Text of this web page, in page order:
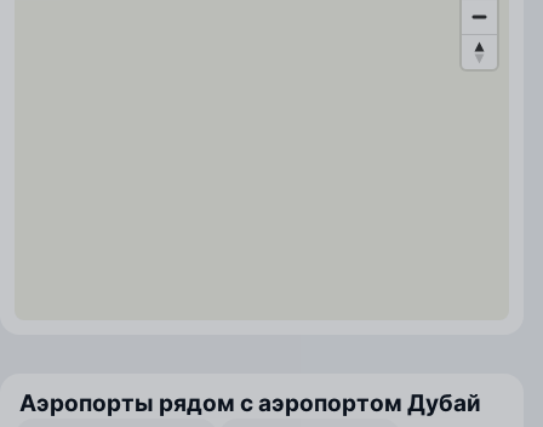
Аэропорты рядом с аэропортом Дубай